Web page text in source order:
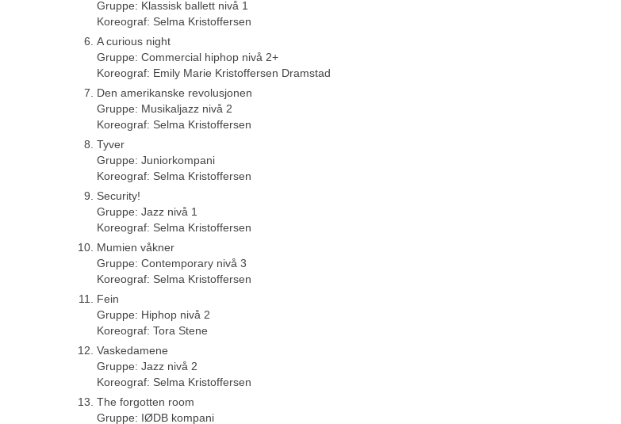
Gruppe: Klassisk ballett nivå 1
Koreograf: Selma Kristoffersen
A curious night
Gruppe: Commercial hiphop nivå 2+
Koreograf: Emily Marie Kristoffersen Dramstad
Den amerikanske revolusjonen
Gruppe: Musikaljazz nivå 2
Koreograf: Selma Kristoffersen
Tyver
Gruppe: Juniorkompani
Koreograf: Selma Kristoffersen
Security!
Gruppe: Jazz nivå 1
Koreograf: Selma Kristoffersen
Mumien våkner
Gruppe: Contemporary nivå 3
Koreograf: Selma Kristoffersen
Fein
Gruppe: Hiphop nivå 2
Koreograf: Tora Stene
Vaskedamene
Gruppe: Jazz nivå 2
Koreograf: Selma Kristoffersen
The forgotten room
Gruppe: IØDB kompani